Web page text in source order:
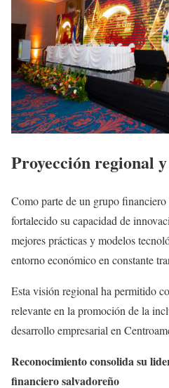
Proyección regional
Como parte de un grupo
fortalecido su capacidad de
mejores prácticas y modelos
entorno económico en constante
Esta visión regional ha permitido
relevante en la promoción de la
desarrollo empresarial en
Reconocimiento consolida su
financiero salvadoreño